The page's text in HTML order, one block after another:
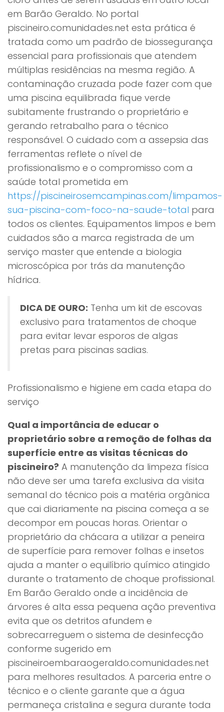
em Barão Geraldo. No portal
piscineiro.comunidades.net esta prática é
tratada como um padrão de biossegurança
essencial para profissionais que atendem
múltiplas residências na mesma região. A
contaminação cruzada pode fazer com que
uma piscina equilibrada fique verde
subitamente frustrando o proprietário e
gerando retrabalho para o técnico
responsável. O cuidado com a assepsia das
ferramentas reflete o nível de
profissionalismo e o compromisso com a
saúde total prometida em
https://piscineirosemcampinas.com/limpamos-
sua-piscina-com-foco-na-saude-total para
todos os clientes. Equipamentos limpos e bem
cuidados são a marca registrada de um
serviço master que entende a biologia
microscópica por trás da manutenção
hídrica.
DICA DE OURO: Tenha um kit de escovas
exclusivo para tratamentos de choque
para evitar levar esporos de algas
pretas para piscinas sadias.
Profissionalismo e higiene em cada etapa do
serviço
Qual a importância de educar o
proprietário sobre a remoção de folhas da
superfície entre as visitas técnicas do
piscineiro? A manutenção da limpeza física
não deve ser uma tarefa exclusiva da visita
semanal do técnico pois a matéria orgânica
que cai diariamente na piscina começa a se
decompor em poucas horas. Orientar o
proprietário da chácara a utilizar a peneira
de superfície para remover folhas e insetos
ajuda a manter o equilíbrio químico atingido
durante o tratamento de choque profissional.
Em Barão Geraldo onde a incidência de
árvores é alta essa pequena ação preventiva
evita que os detritos afundem e
sobrecarreguem o sistema de desinfecção
conforme sugerido em
piscineiroembaraogeraldo.comunidades.net
para melhores resultados. A parceria entre o
técnico e o cliente garante que a água
permaneça cristalina e segura durante toda